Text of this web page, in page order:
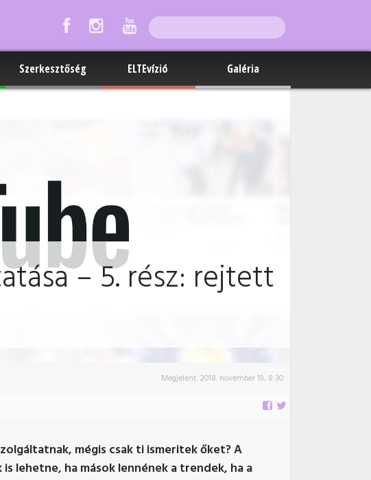
Szerkesztőség ELTEvízió Galéria
– 5. rész: rejtett
Megjelent: 2018. november 19., 8:30
mégis csak ti ismeritek őket? A
lehetne, ha mások lennének a trendek, ha a